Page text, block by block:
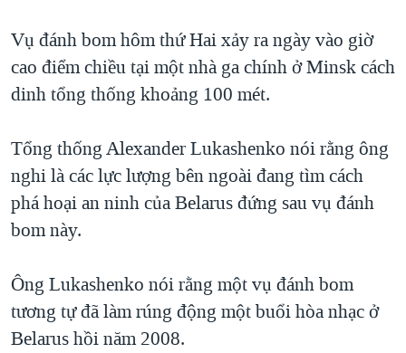
Vụ đánh bom hôm thứ Hai xảy ra ngày vào giờ
cao điểm chiều tại một nhà ga chính ở Minsk cách
dinh tổng thống khoảng 100 mét.
Tổng thống Alexander Lukashenko nói rằng ông
nghi là các lực lượng bên ngoài đang tìm cách
phá hoại an ninh của Belarus đứng sau vụ đánh
bom này.
Ông Lukashenko nói rằng một vụ đánh bom
tương tự đã làm rúng động một buổi hòa nhạc ở
Belarus hồi năm 2008.